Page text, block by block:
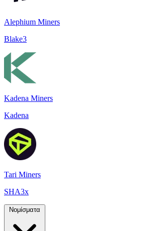
Alephium Miners
Blake3
Kadena Miners
Kadena
Tari Miners
SHA3x
Νομίσματα